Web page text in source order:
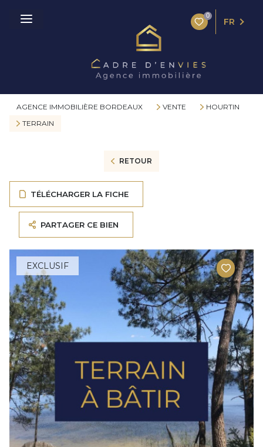
0
FR
AGENCE IMMOBILIÈRE BORDEAUX VENTE
HOURTIN
TERRAIN
RETOUR
TÉLÉCHARGER LA FICHE
PARTAGER CE BIEN
EXCLUSIF